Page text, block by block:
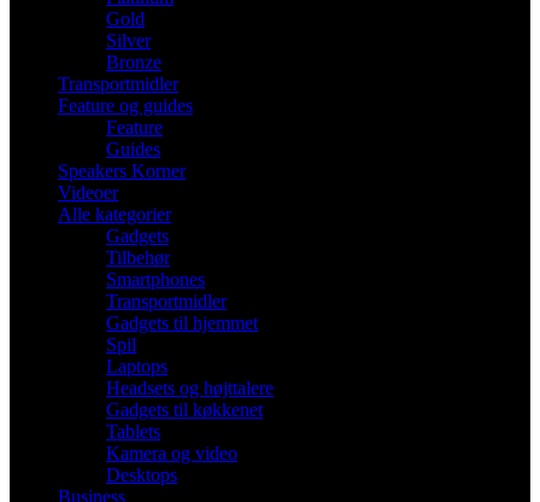
Gold
Silver
Bronze
Transportmidler
Feature og guides
Feature
Guides
Speakers Korner
Videoer
Alle kategorier
Gadgets
Tilbehør
Smartphones
Transportmidler
Gadgets til hjemmet
Spil
Laptops
Headsets og højttalere
Gadgets til køkkenet
Tablets
Kamera og video
Desktops
Business